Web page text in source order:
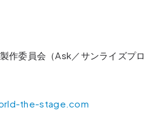
作委員会（Ask／サンライズプロ
the-stage.com